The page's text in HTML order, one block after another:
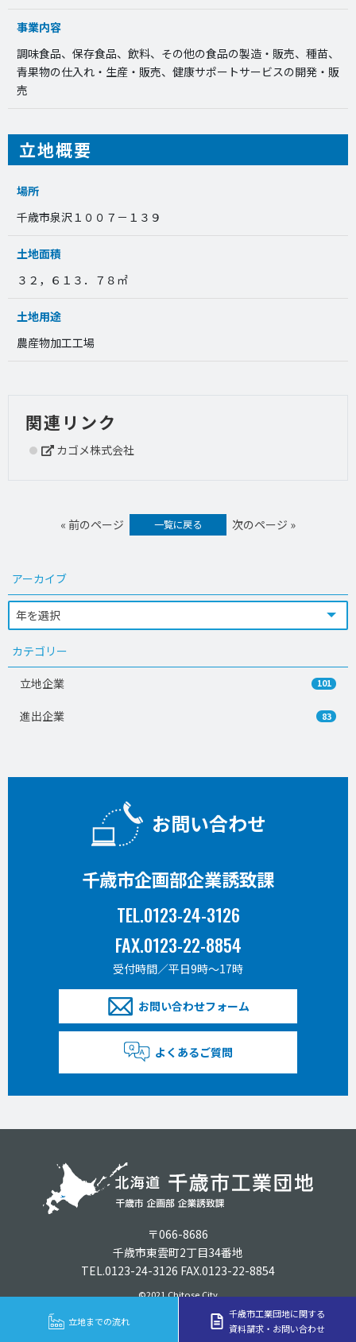
事業内容
調味食品、保存食品、飲料、その他の食品の製造・販売、種苗、
青果物の仕入れ・生産・販売、健康サポートサービスの開発・販
売
立地概要
場所
千歳市泉沢１００７－１３９
土地面積
３２，６１３．７８㎡
土地用途
農産物加工工場
関連リンク
カゴメ株式会社
« 前のページ 一覧に戻る 次のページ »
アーカイブ
カテゴリー
立地企業 101
進出企業 83
お問い合わせ
千歳市企画部企業誘致課
TEL.0123-24-3126
FAX.0123-22-8854
受付時間／平日9時〜17時
お問い合わせフォーム
よくあるご質問
〒066-8686
千歳市東雲町2丁目34番地
TEL.0123-24-3126 FAX.0123-22-8854
©2021 Chitose City
立地までの流れ
千歳市工業団地に関する
資料請求・お問い合わせ